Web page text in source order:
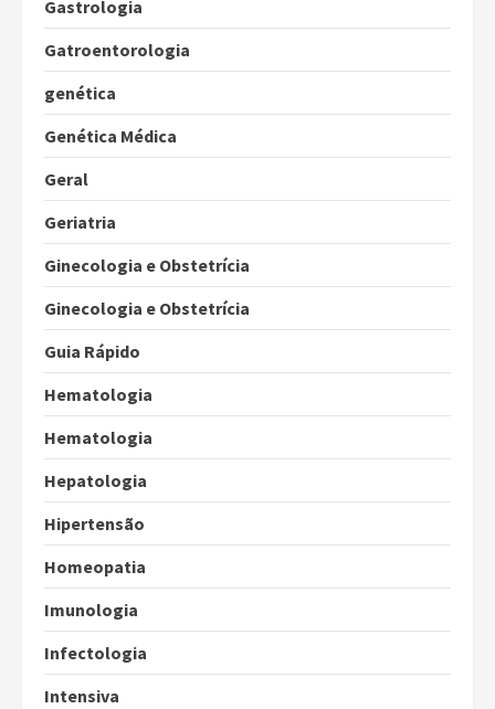
Gastrologia
Gatroentorologia
genética
Genética Médica
Geral
Geriatria
Ginecologia e Obstetrícia
Ginecologia e Obstetrícia
Guia Rápido
Hematologia
Hematologia
Hepatologia
Hipertensão
Homeopatia
Imunologia
Infectologia
Intensiva